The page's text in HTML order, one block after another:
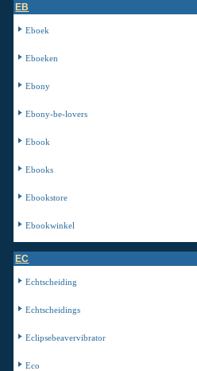
EB
Eboek
Eboeken
Ebony
Ebony-be-lovers
Ebook
Ebooks
Ebookstore
Ebookwinkel
EC
Echtscheiding
Echtscheidings
Eclipsebeavervibrator
Eco